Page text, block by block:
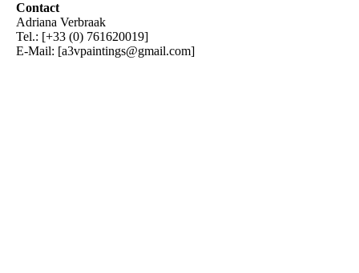
Contact
Adriana Verbraak
Tel.: [+33 (0) 761620019]
E-Mail: [a3vpaintings@gmail.com]